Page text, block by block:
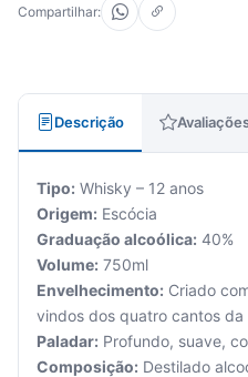
Compartilhar:
Descrição
Tipo: Whisky – 12 anos
Origem: Escócia
Graduação alcoólica: 40%
Volume: 750ml
Envelhecimento: Criado
vindos dos quatro cantos da
Paladar: Profundo, suave,
Composição: Destilado